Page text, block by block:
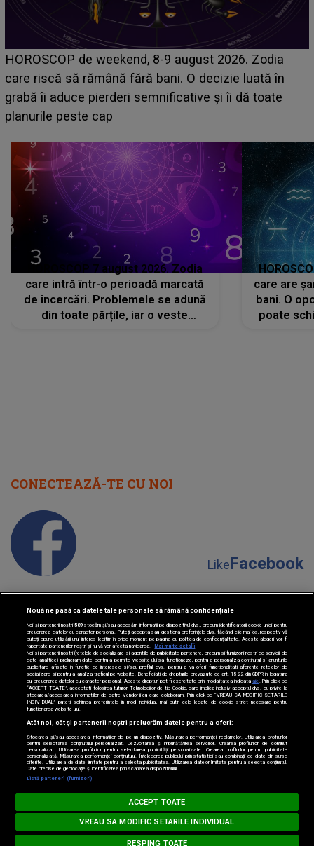
Emanuel a ținut ACEST DETALIU ASCUNS până
acum! În fața Alexandrei, concurentul din Casa Iubirii
face o MĂRTURISIRE NEAȘTEPTATĂ despre mama
sa: "I-am spus și ei în față, eu nu te iubesc pentru
HOROSCOP 7 august 2026. Zodia
care intră într-o perioadă marcată
de încercări. Problemele se adună
din toate părțile, iar o veste
care are
bani. O
poate
CONECTEAZĂ-TE CU NOI
LikeFacebook
FollowInstagram
SubscribeYouTube
Loading...
MUSIC NON STOP
JASON DERULO - Sexy For Me
Nouă ne pasă ca datele tale personale să rămână confidențiale
Noi și partenerii noștri589stocăm și/sau accesăm informații pe dispozitivul dvs., precum identificatorii cookie unici pentru
prelucrarea datelor cu caracter personal. Puteți accepta sau gestiona preferințele dvs. făcând clic mai jos, respectiv vă
puteți opune utilizării unui interes legitim în orice moment pe pagina cu politica de confidențialitate. Aceste alegeri vor fi
raportate partenerilor noștri și nu vă vor afecta navigarea.
Mai multe detalii
Noi si partenerii nostri (retelele de socializare si agentiile de publicitate partenere, precum si furnizorii nostri de servicii de
date analitice) prelucram date pentru a permite website-ului sa functioneze, pentru a personaliza continutul si anunturile
publicitare afisate in functie de interesele si/sau profilul dvs., pentru a va oferi functionalitati aferente retelelor de
socializare si pentru a analiza traficul pe website. Beneficiati de drepturile prevazute de art. 15-22 din GDPR in legatura
cu prelucrarea datelor cu caracter personal. Aceste drepturi pot fi exercitate prin modalitatea indicataaici . Prin click pe
“ACCEPT TOATE”, acceptati folosirea tuturor Tehnologiilor de tip Cookie, care implica inclusiv acceptul dvs. cu privire la
stocarea/accesarea informatiilor de catre Vendor-ii cu care colaboram. Prin click pe “VREAU SA MODIFIC SETARILE
INDIVIDUAL” puteti schimba preferintele in mod individual, mai putin cele legate de cookie strict necesare pentru
functionarea website-ului.
Atât noi, cât și partenerii noștri prelucrăm datele pentru a oferi:
Stocarea și/sau accesarea informațiilor de pe un dispozitiv. Măsurarea performanței reclamelor. Utilizarea profilurilor
pentru selectarea conținutului personalizat. Dezvoltarea și îmbunătățirea serviciilor. Crearea profilurilor de conținut
personalizat. Utilizarea profilurilor pentru selectarea publicității personalizate. Crearea profilurilor pentru publicitate
personalizată. Măsurarea performanței conținutului. Înțelegerea publicului prin statistici sau combinații de date din surse
diferite. Utilizarea de date limitate pentru a selecta publicitatea. Utilizarea datelor limitate pentru a selecta conținutul.
Date precise de geolocație și identificarea prin scanarea dispozitivului.
Listă parteneri (furnizori)
ACCEPT TOATE
RESPING TOATE
VREAU SA MODIFIC SETARILE INDIVIDUAL